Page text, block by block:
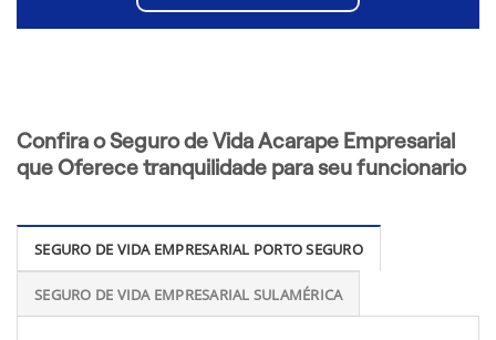
Confira o Seguro de Vida Acarape Empresarial
que Oferece tranquilidade para seu funcionario
SEGURO DE VIDA EMPRESARIAL PORTO SEGURO
SEGURO DE VIDA EMPRESARIAL SULAMÉRICA